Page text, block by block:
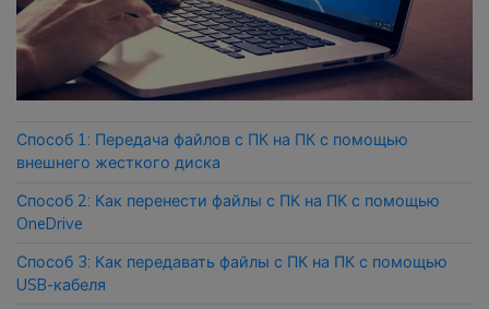
Mutsapper
Передавайте данные WhatsApp &
WhatsApp Business без сброса
настроек к заводским.
Приложение MobileTrans
данные WhatsApp и файлы между
Способ 1: Передача файлов с ПК на ПК с помощью
внешнего жесткого диска
Способ 2: Как перенести файлы с ПК на ПК с помощью
OneDrive
Способ 3: Как передавать файлы с ПК на ПК с помощью
USB-кабеля